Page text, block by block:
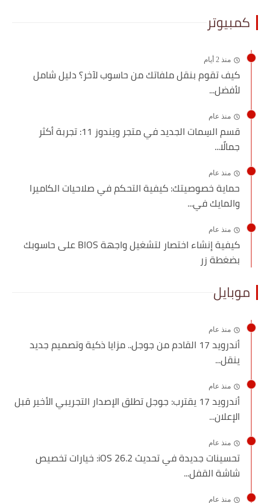
كمبيوتر
منذ 2 أيام
كيف تقوم بنقل ملفاتك من حاسوب لآخر؟ دليل شامل
لأفضل...
منذ عام
قسم السِمات الجديد في متجر ويندوز 11: تجربة أكثر
جمالًا...
منذ عام
حماية خصوصيتك: كيفية التحكم في صلاحيات الكاميرا
والمايك في...
منذ عام
كيفية إنشاء اختصار لتشغيل واجهة BIOS على حاسوبك
بضغطة زر
موبايل
منذ عام
أندرويد 17 القادم من جوجل.. مزايا ذكية وتصميم جديد
ينقل...
منذ عام
أندرويد 17 يقترب: جوجل تطلق الإصدار التجريبي الأخير قبل
الإعلان...
منذ عام
تحسينات جديدة في تحديث iOS 26.2: خيارات تخصيص
شاشة القفل...
منذ عام